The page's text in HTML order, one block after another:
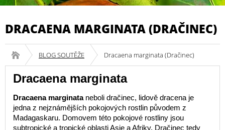
DRACAENA MARGINATA (DRAČINEC)
BLOG SOUTĚŽE Dracaena marginata (Dračinec)
Dracaena marginata
Dracaena marginataneboli dračinec, lidově dracena je
jedna z nejznámějších pokojových rostlin původem z
Madagaskaru. Domovem této pokojové rostliny jsou
subtropické a tropické oblasti Asie a Afriky. Dračinec tedy